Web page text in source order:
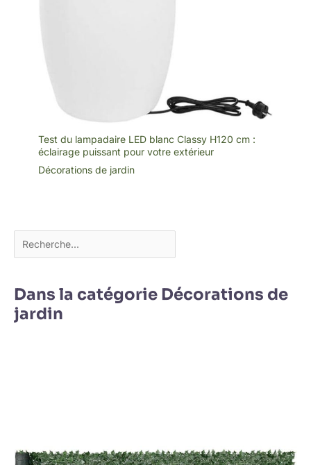
Test du lampadaire LED blanc Classy H120 cm :
éclairage puissant pour votre extérieur
Décorations de jardin
Dans la catégorie Décorations de
jardin